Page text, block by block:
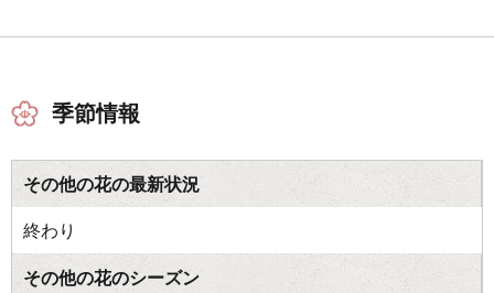
季節情報
その他の花の最新状況
終わり
その他の花のシーズン